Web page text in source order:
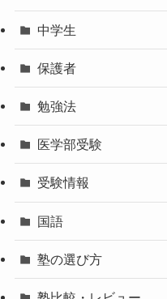
中学生
保護者
勉強法
医学部受験
受験情報
国語
塾の選び方